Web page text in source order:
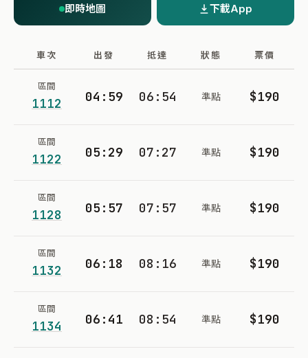
即時地圖 下載App
車次 出發 抵達 狀態 票價
區間
1112 04:59 06:54 準點 $190
區間
1122 05:29 07:27 準點 $190
區間
1128 05:57 07:57 準點 $190
區間
1132 06:18 08:16 準點 $190
區間
1134 06:41 08:54 準點 $190